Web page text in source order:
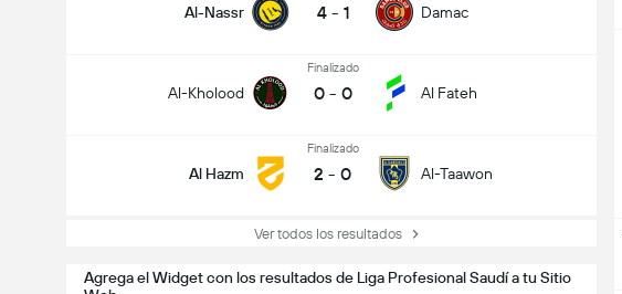
Al-Nassr 4 - 1 Damac
Al-Kholood
Finalizado
0 - 0 Al Fateh
Al Hazm
Finalizado
2 - 0 Al-Taawon
Ver todos los resultados
Agrega el Widget con los resultados de Liga Profesional Saudí a tu Sitio